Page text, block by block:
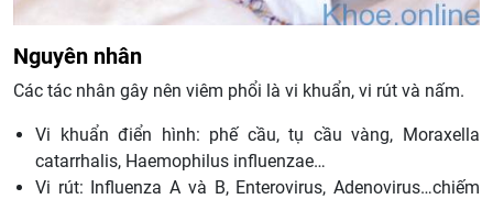
Nguyên nhân
Các tác nhân gây nên viêm phổi là vi khuẩn, vi rút và nấm.
Vi khuẩn điển hình: phế cầu, tụ cầu vàng, Moraxella
catarrhalis, Haemophilus influenzae…
Vi rút: Influenza A và B, Enterovirus, Adenovirus…chiếm